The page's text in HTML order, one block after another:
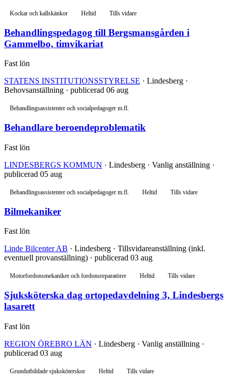
Kockar och kallskänkor Heltid Tills vidare
Behandlingspedagog till Bergsmansgården i
Gammelbo, timvikariat
Fast lön
STATENS INSTITUTIONSSTYRELSE · Lindesberg ·
Behovsanställning · publicerad 06 aug
Behandlingsassistenter och socialpedagoger m.fl.
Behandlare beroendeproblematik
Fast lön
LINDESBERGS KOMMUN · Lindesberg · Vanlig anställning ·
publicerad 05 aug
Behandlingsassistenter och socialpedagoger m.fl. Heltid Tills vidare
Bilmekaniker
Fast lön
Linde Bilcenter AB · Lindesberg · Tillsvidareanställning (inkl.
eventuell provanställning) · publicerad 03 aug
Motorfordonsmekaniker och fordonsreparatörer Heltid Tills vidare
Sjuksköterska dag ortopedavdelning 3, Lindesbergs
lasarett
Fast lön
REGION ÖREBRO LÄN · Lindesberg · Vanlig anställning ·
publicerad 03 aug
Grundutbildade sjuksköterskor Heltid Tills vidare